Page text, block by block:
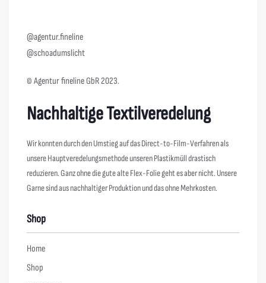
@agentur.fineline
@schoadumslicht
© Agentur fineline GbR 2023.
Nachhaltige Textilveredelung
Wir konnten durch den Umstieg auf das Direct-to-Film-Verfahren als
unsere Hauptveredelungsmethode unseren Plastikmüll drastisch
reduzieren. Ganz ohne die gute alte Flex-Folie geht es aber nicht. Unsere
Garne sind aus nachhaltiger Produktion und das ohne Mehrkosten.
Shop
Home
Shop